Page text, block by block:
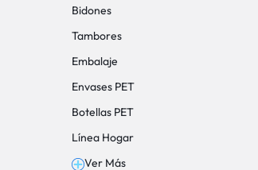
Bidones
Tambores
Embalaje
Envases PET
Botellas PET
Línea Hogar
Ver Más